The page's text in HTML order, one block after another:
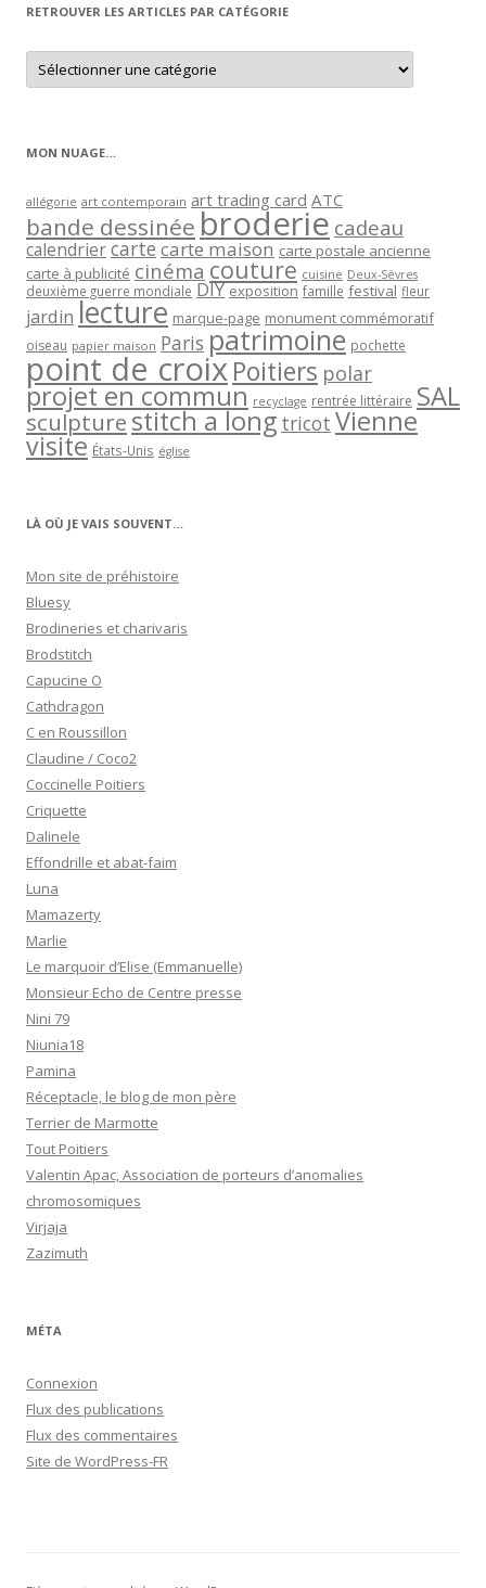
RETROUVER LES ARTICLES PAR CATÉGORIE
Retrouver
les
articles
MON NUAGE…
allégorie art contemporain art trading card ATC
bande dessinée broderie cadeau
calendriercartecarte maison carte postale ancienne
carte à publicité cinéma couture cuisine Deux-Sèvres
deuxième guerre mondiale DIY exposition famille festival fleur
jardin lecture marque-page monument commémoratif
oiseau papier maison Paris patrimoine pochette
point de croixPoitiers polar
projet en commun recyclage rentrée littéraire SAL
sculpturestitch a long tricot Vienne
visite États-Unis église
LÀ OÙ JE VAIS SOUVENT…
Mon site de préhistoire
Bluesy
Brodineries et charivaris
Brodstitch
Capucine O
Cathdragon
C en Roussillon
Claudine / Coco2
Coccinelle Poitiers
Criquette
Dalinele
Effondrille et abat-faim
Luna
Mamazerty
Marlie
Le marquoir d’Elise (Emmanuelle)
Monsieur Echo de Centre presse
Nini 79
Niunia18
Pamina
Réceptacle, le blog de mon père
Terrier de Marmotte
Tout Poitiers
Valentin Apac, Association de porteurs d’anomalies
chromosomiques
Virjaja
Zazimuth
MÉTA
Connexion
Flux des publications
Flux des commentaires
Site de WordPress-FR